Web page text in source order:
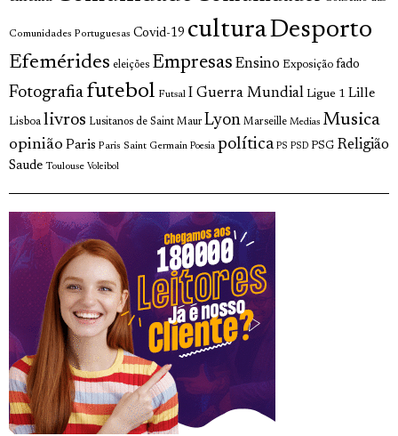
Comunidades Portuguesas Covid-19 culturaDesporto
Efemérides eleições Empresas Ensino Exposição fado
Fotografia futebol Futsal I Guerra Mundial Ligue 1 Lille
Lisboa livros Lusitanos de Saint Maur Lyon Marseille Medias Musica
opinião Paris Paris Saint Germain Poesia política PS PSD PSG Religião
Saude Toulouse Voleibol